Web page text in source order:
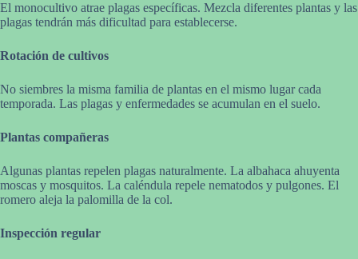
El monocultivo atrae plagas específicas. Mezcla diferentes plantas y las
plagas tendrán más dificultad para establecerse.
Rotación de cultivos
No siembres la misma familia de plantas en el mismo lugar cada
temporada. Las plagas y enfermedades se acumulan en el suelo.
Plantas compañeras
Algunas plantas repelen plagas naturalmente. La albahaca ahuyenta
moscas y mosquitos. La caléndula repele nematodos y pulgones. El
romero aleja la palomilla de la col.
Inspección regular